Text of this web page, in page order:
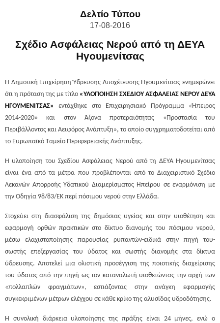
Δελτίο Τύπου
17-08-2016
Σχέδιο Ασφάλειας Νερού από τη ΔΕΥΑ
Ηγουμενίτσας
Η Δημοτική Επιχείρηση Ύδρευσης Αποχέτευσης Ηγουμενίτσας ενημερώνει
ότι η πρόταση της με τίτλο «ΥΛΟΠΟΙΗΣΗ ΣΧΕΔΙΟΥ ΑΣΦΑΛΕΙΑΣ ΝΕΡΟΥ ΔΕΥΑ
ΗΓΟΥΜΕΝΙΤΣΑΣ»
εντάχθηκε στο Επιχειρησιακό Πρόγραμμα «Ήπειρος
2014-2020» και στον Άξονα προτεραιότητας «Προστασία του
Περιβάλλοντος και Αειφόρος Ανάπτυξη», το οποίο συγχρηματοδοτείται από
το Ευρωπαϊκό Ταμείο Περιφερειακής Ανάπτυξης.
Η υλοποίηση του Σχεδίου Ασφάλειας Νερού από τη ΔΕΥΑ Ηγουμενίτσας
είναι ένα από τα μέτρα που προβλέπονται από το Διαχειριστικό Σχέδιο
Λεκανών Απορροής Υδατικού Διαμερίσματος Ηπείρου σε εναρμόνιση με
την Οδηγία 98/83/ΕΚ περί πόσιμου νερού στην Ελλάδα.
Στοχεύει στη διασφάλιση της δημόσιας υγείας και στην υιοθέτηση και
εφαρμογή ορθών πρακτικών στο δίκτυο διανομής του πόσιμου νερού,
μέσω ελαχιστοποίησης παρουσίας ρυπαντών-ειδικά στην πηγή του-
σωστής επεξεργασίας του ύδατος και σωστής διανομής στα δίκτυα
ύδρευσης. Αποτελεί μια ολιστική προσέγγιση της ποιοτικής διαχείρισης
του ύδατος από την πηγή ως τον καταναλωτή υιοθετώντας την αρχή των
«πολλαπλών φραγμάτων», εστιάζοντας στην ανάγκη εφαρμογής
συγκεκριμένων μέτρων ελέγχου σε κάθε κρίκο της αλυσίδας υδροδότησης.
Η συνολική διάρκεια υλοποίησης της πράξης είναι 24 μήνες, ενώ ο